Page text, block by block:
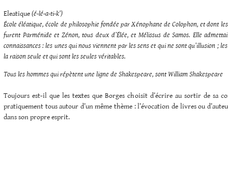
Eleatique(é-lé-a-ti-k’)
École éléatique, école de philosophie fondée par Xénophane de Colophon, et dont
furent Parménide et Zénon, tous deux d’Élée, et Mélissus de Samos. Elle
connaissances : les unes qui nous viennent par les sens et qui ne sont qu’illusion ;
la raison seule et qui sont les seules véritables.
Tous les hommes qui répètent une ligne de Shakespeare, sont William Shakespeare
Toujours est-il que les textes que Borges choisit d’écrire au sortir de sa
pratiquement tous autour d’un même thème : l’évocation de livres ou
dans son propre esprit.